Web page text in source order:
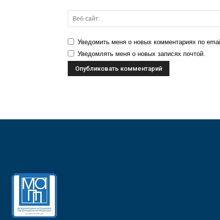
Уведомить меня о новых комментариях по
Уведомлять меня о новых записях почтой.